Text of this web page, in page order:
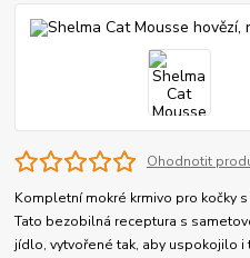
Ohodnotit
Kompletní mokré krmivo pro kočky
Tato bezobilná receptura s
jídlo, vytvořené tak, aby uspokojilo i